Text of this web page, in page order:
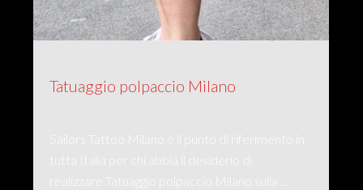
Tatuaggio polpaccio Milano
Sailors Tattoo Milano è il punto di riferimento in
realizzare Tatuaggio polpaccio Milano sulla …